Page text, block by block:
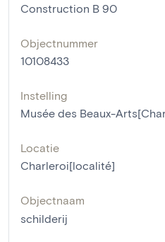
Construction B 90
Objectnummer
10108433
Instelling
Musée des Beaux-
Locatie
Charleroi[localité]
Objectnaam
schilderij